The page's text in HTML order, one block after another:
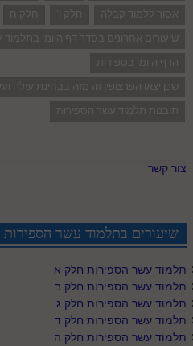
אסור ללמוד קבלה
חלק ו'
חלק ח
שיעורים אחרונים בסדר דף היומי
הדף היומי בספירות
שכן יצאו הפרצופין זה מזה בבחינת עילה
תובנות תלמוד עשר הספירות
צור קשר
שיעורים בתלמוד עשר הספירות
תלמוד עשר הספירות חלק א
תלמוד עשר הספירות חלק ב
תלמוד עשר הספירות חלק ג
תלמוד עשר הספירות חלק ד
תלמוד עשר הספירות חלק ה